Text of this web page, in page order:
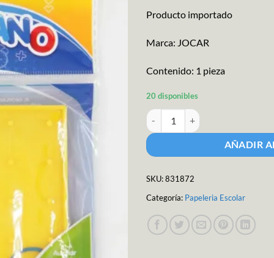
Producto importado
Marca: JOCAR
Contenido: 1 pieza
20 disponibles
Geoplano Plástico 14x14cm
AÑADIR
SKU:831872
Categoría: Papeleria Escolar